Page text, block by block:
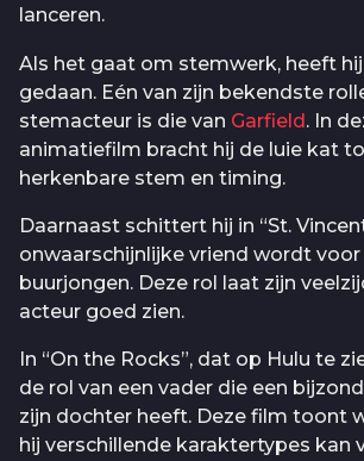
lanceren.
Als het gaat om stemwerk, heeft
gedaan. Eén van zijn bekendste
stemacteur is die van Garfield. In
animatiefilm bracht hij de luie kat
herkenbare stem en timing.
Daarnaast schittert hij in “St.
onwaarschijnlijke vriend wordt
buurjongen. Deze rol laat zijn
acteur goed zien.
In “On the Rocks”, dat op Hulu te
de rol van een vader die een
zijn dochter heeft. Deze film toont
hij verschillende karaktertypes kan